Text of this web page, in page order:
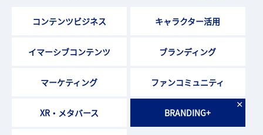
コンテンツビジネス キャラクター活用
イマーシブコンテンツ ブランディング
マーケティング ファンコミュニティ
XR・メタバース BRANDING+
×